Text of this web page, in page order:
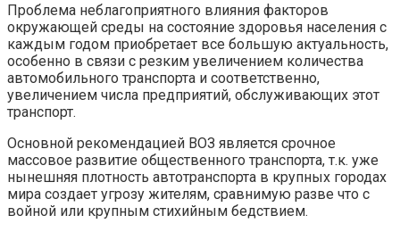
Проблема неблагоприятного влияния факторов
окружающей среды на состояние здоровья населения с
каждым годом приобретает все большую актуальность,
особенно в связи с резким увеличением количества
автомобильного транспорта и соответственно,
увеличением числа предприятий, обслуживающих этот
транспорт.
Основной рекомендацией ВОЗ является срочное
массовое развитие общественного транспорта, т.к. уже
нынешняя плотность автотранспорта в крупных городах
мира создает угрозу жителям, сравнимую разве что с
войной или крупным стихийным бедствием.